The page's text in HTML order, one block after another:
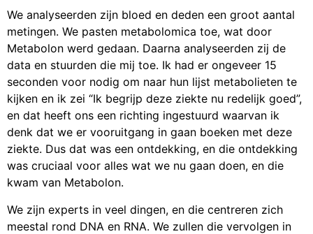
We analyseerden zijn bloed en deden een groot aantal
metingen. We pasten metabolomica toe, wat door
Metabolon werd gedaan. Daarna analyseerden zij de
data en stuurden die mij toe. Ik had er ongeveer 15
seconden voor nodig om naar hun lijst metabolieten te
kijken en ik zei “Ik begrijp deze ziekte nu redelijk goed”,
en dat heeft ons een richting ingestuurd waarvan ik
denk dat we er vooruitgang in gaan boeken met deze
ziekte. Dus dat was een ontdekking, en die ontdekking
was cruciaal voor alles wat we nu gaan doen, en die
kwam van Metabolon.
We zijn experts in veel dingen, en die centreren zich
meestal rond DNA en RNA. We zullen die vervolgen in